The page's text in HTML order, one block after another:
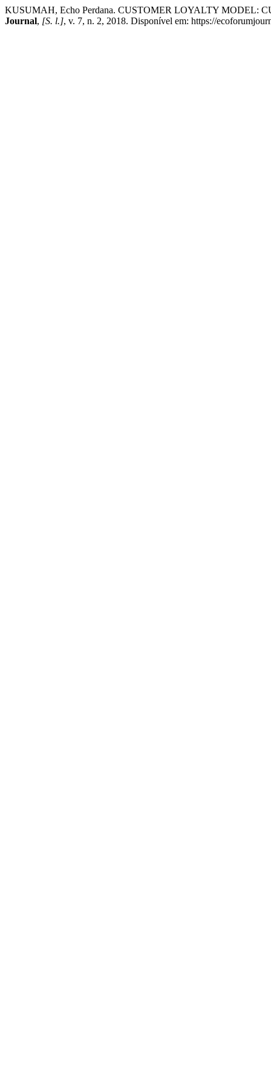
KUSUMAH, Echo Perdana. CUSTOMER LOYALTY MODEL:
Journal, [S. l.], v. 7, n. 2, 2018. Disponível em: https://